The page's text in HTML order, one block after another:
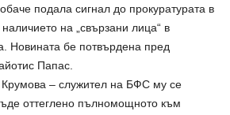
подала сигнал до прокуратурата в
на „свързани лица“ в
Новината бе потвърдена пред
Папас.
– служител на БФС му се
оттеглено пълномощното към